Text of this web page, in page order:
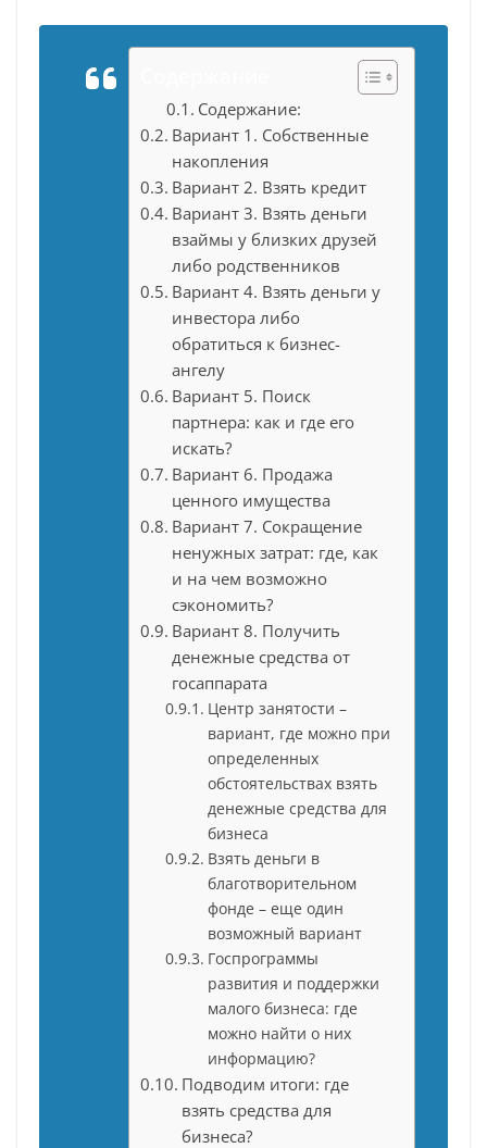
Содержание:
Вариант 1. Собственные
накопления
Вариант 2. Взять кредит
Вариант 3. Взять деньги
взаймы у близких друзей
либо родственников
Вариант 4. Взять деньги у
инвестора либо
обратиться к бизнес-
ангелу
Вариант 5. Поиск
партнера: как и где его
искать?
Вариант 6. Продажа
ценного имущества
Вариант 7. Сокращение
ненужных затрат: где, как
и на чем возможно
сэкономить?
Вариант 8. Получить
денежные средства от
госаппарата
Центр занятости –
вариант, где можно при
определенных
обстоятельствах взять
денежные средства для
бизнеса
Взять деньги в
благотворительном
фонде – еще один
возможный вариант
Госпрограммы
развития и поддержки
малого бизнеса: где
можно найти о них
информацию?
Подводим итоги: где
взять средства для
бизнеса?